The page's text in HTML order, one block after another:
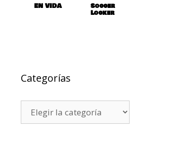
EN VIDA Soccer
Locker
Categorías